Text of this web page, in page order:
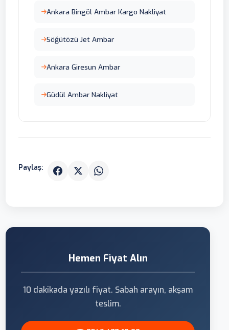
Ankara Bingöl Ambar Kargo Nakliyat
Söğütözü Jet Ambar
Ankara Giresun Ambar
Güdül Ambar Nakliyat
Paylaş:
Hemen Fiyat Alın
10 dakikada yazılı fiyat. Sabah arayın, akşam
teslim.